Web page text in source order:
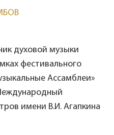
духовой музыки
фестивального
Ассамблеи»
имени В.И. Агапкина